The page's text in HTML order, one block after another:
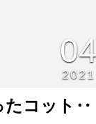
2021
たコット‥